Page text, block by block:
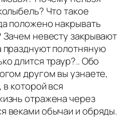
Что такое
положено накрывать
Зачем невесту закрывают
празднуют полотняную
длится траур?.. Обо
другом вы узнаете,
в которой вся
отражена через
веками обычаи и обряды.